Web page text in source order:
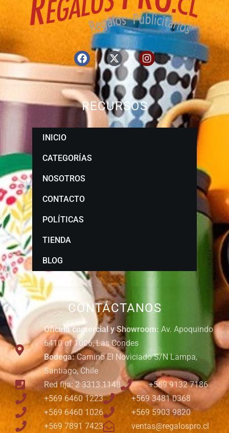
CONTÁCTANOS
Oficina comercial y Showroom: Av. Apoquindo
6410 of 1006, Las Condes
Bodega:Camino El Noviciado S/N Lampa,
Santiago, Chile
Red fija: 2 3313 1148
+569 9132 7186
+569 6460 1223
+569 3481 0368
+569 6460 1026
+569 5903 9820
+569 7891 7423
ventas@regalospro.cl
RECURSOS
INICIO
CATEGORÍAS
NOSOTROS
CONTACTO
POLÍTICAS
TIENDA
BLOG